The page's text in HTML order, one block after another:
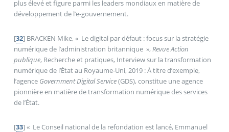
plus élevé et figure parmi les leaders mondiaux en matière de
développement de l’e-gouvernement.
[32] BRACKEN Mike, « Le digital par défaut : focus sur la stratégie
numérique de l’administration britannique », Revue Action
publique, Recherche et pratiques, Interview sur la transformation
numérique de l’État au Royaume-Uni, 2019 : À titre d’exemple,
l’agence Government Digital Service(GDS), constitue une agence
pionnière en matière de transformation numérique des services
de l’État.
[33]« Le Conseil national de la refondation est lancé, Emmanuel